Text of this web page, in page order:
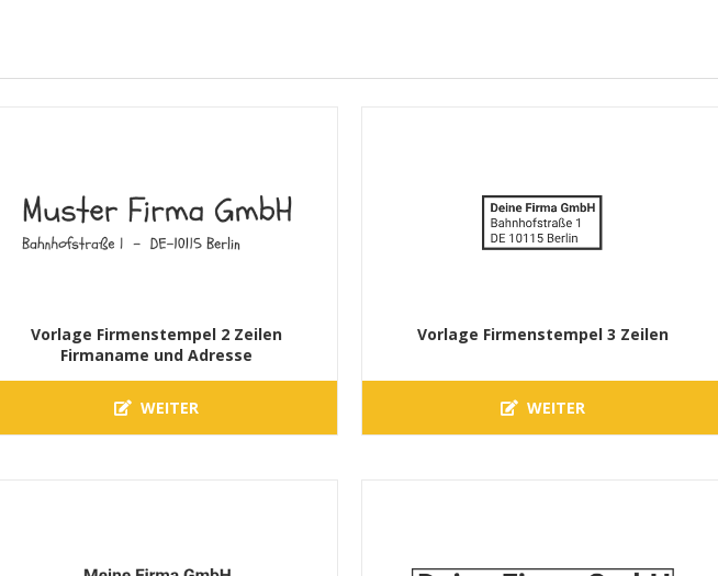
Vorlage Firmenstempel 2 Zeilen
Firmaname und Adresse
WEITER
Vorlage Firmenstempel 3 Zeilen
WEITER